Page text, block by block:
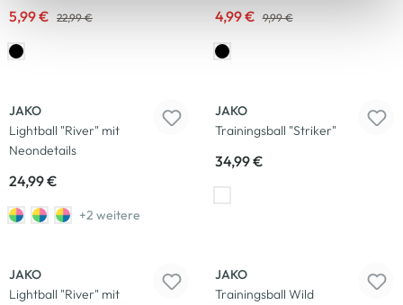
5,99 € 22,99 € 4,99 € 9,99 €
JAKO
Lightball "River" mit
Neondetails
24,99 €
+2 weitere
JAKO
Trainingsball "Striker"
34,99 €
JAKO
Lightball "River" mit
JAKO
Trainingsball Wild